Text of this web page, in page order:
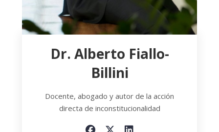
Dr. Alberto Fiallo-
Billini
Docente, abogado y autor de la acción
directa de inconstitucionalidad